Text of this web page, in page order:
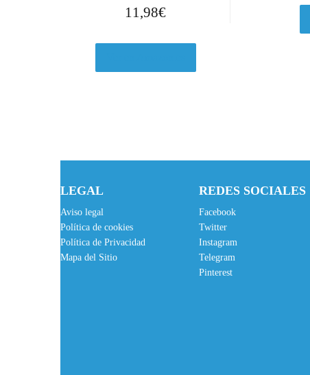
11,98€
LEGAL
Aviso legal
Política de cookies
Política de Privacidad
Mapa del Sitio
REDES SOCIALES
Facebook
Twitter
Instagram
Telegram
Pinterest